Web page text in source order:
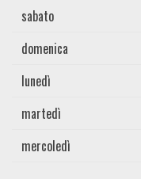
sabato
domenica
lunedì
martedì
mercoledì